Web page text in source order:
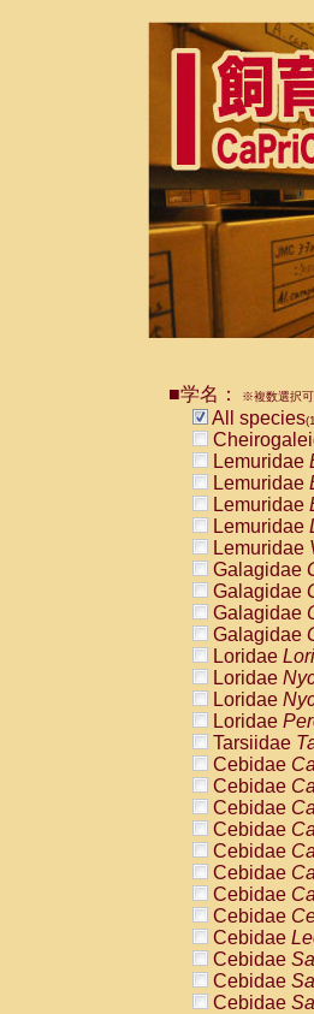
■学名： ※複数選択
All species
Lemuridae
Lemuridae
Lemuridae
Lemuridae
Lemuridae
Galagidae
Galagidae
Galagidae
Galagidae
Loridae
Loridae
Loridae
Loridae
Tarsiidae
Cebidae
Cebidae
Cebidae
Cebidae
Cebidae
Cebidae
Cebidae
Cebidae
Cebidae
Cebidae
Cebidae
Cebidae